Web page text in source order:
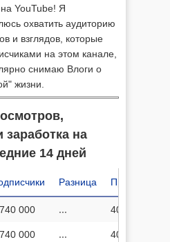
YouTube! Я
охватить аудиторию
и взглядов, которые
на этом канале,
снимаю Влоги о
жизни.
заработка на
14 дней
Разница Просмотров
000 ... 406 945 400
000 ... 406 938 288